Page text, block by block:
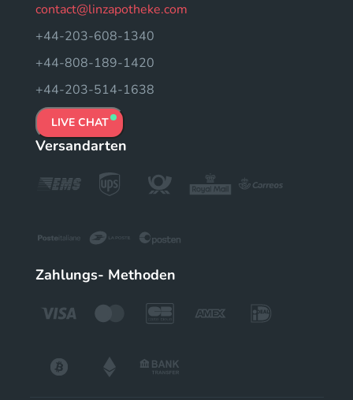
contact@linzapotheke.com
+44-203-608-1340
+44-808-189-1420
+44-203-514-1638
LIVE CHAT
Versandarten
Zahlungs- Methoden